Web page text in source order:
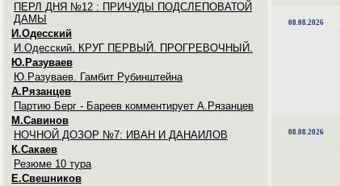
ПЕРЛ ДНЯ №12 : ПРИЧУДЫ ПОДСЛЕПОВАТОЙ
ДАМЫ
И.Одесский
И.Одесский. КРУГ ПЕРВЫЙ. ПРОГРЕВОЧНЫЙ.
Ю.Разуваев
Ю.Разуваев. Гамбит Рубинштейна
А.Рязанцев
Партию Берг - Бареев комментирует А.Рязанцев
М.Савинов
НОЧНОЙ ДОЗОР №7: ИВАН И ДАНАИЛОВ
К.Сакаев
Резюме 10 тура
Е.Свешников
08.08.2026
08.08.2026